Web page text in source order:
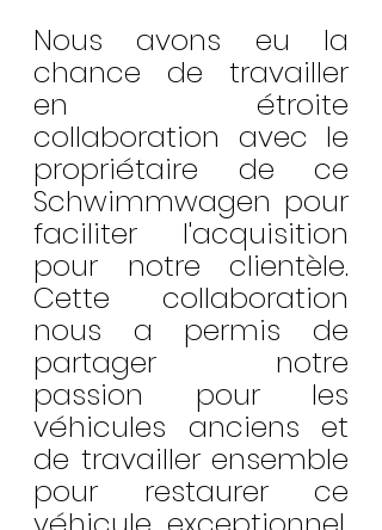
Nous avons eu la
chance de travailler
en étroite
collaboration avec le
propriétaire de ce
Schwimmwagen pour
faciliter l'acquisition
pour notre clientèle.
Cette collaboration
nous a permis de
partager notre
passion pour les
véhicules anciens et
de travailler ensemble
pour restaurer ce